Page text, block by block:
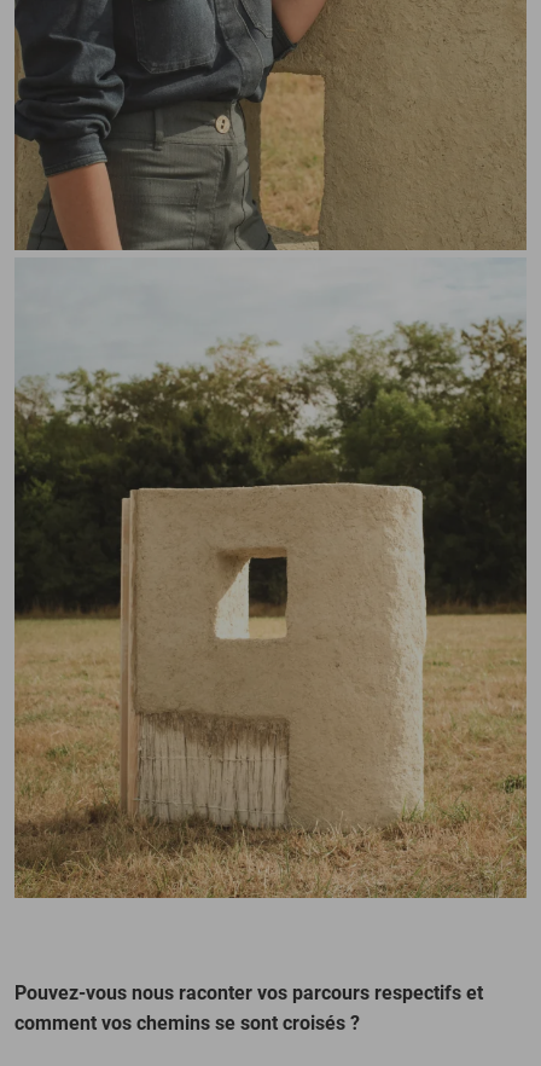
Pouvez-vous nous raconter vos parcours respectifs et
comment vos chemins se sont croisés ?